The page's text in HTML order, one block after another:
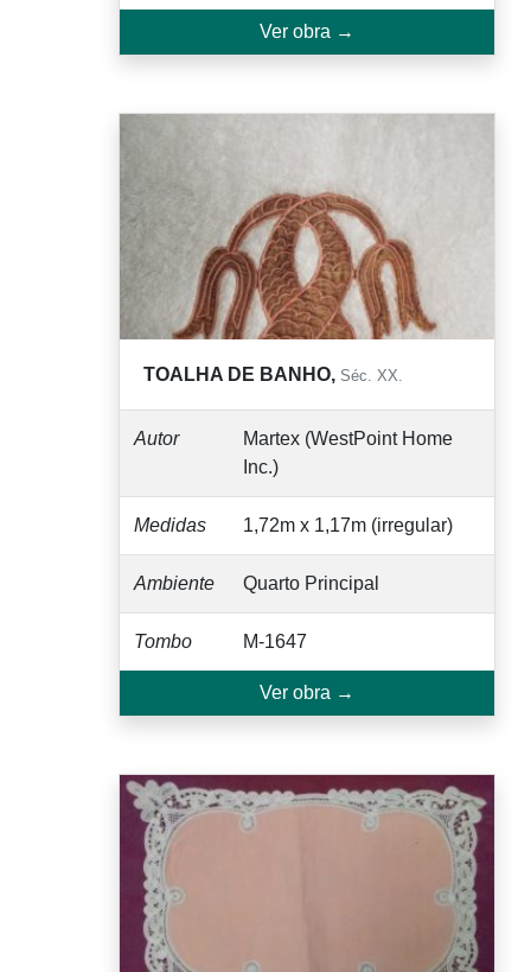
Ver obra →
TOALHA DE BANHO, Séc. XX.
Autor
Martex (WestPoint Home
Inc.)
Medidas 1,72m x 1,17m (irregular)
Ambiente Quarto Principal
Tombo M-1647
Ver obra →